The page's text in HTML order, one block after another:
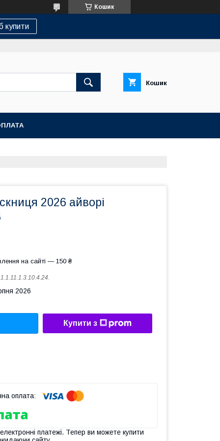
Кошик
купити
Кошик
2026 айворі
на сайті — 150 ₴
1.1.11.1.3.10.4.24.
2026
Купити з
платежі. Тепер ви можете купити